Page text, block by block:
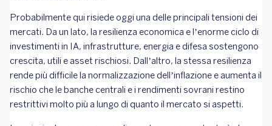
Probabilmente qui risiede oggi una delle principali tensioni dei
mercati. Da un lato, la resilienza economica e l’enorme ciclo di
investimenti in IA, infrastrutture, energia e difesa sostengono
crescita, utili e asset rischiosi. Dall’altro, la stessa resilienza
rende più difficile la normalizzazione dell’inflazione e aumenta il
rischio che le banche centrali e i rendimenti sovrani restino
restrittivi molto più a lungo di quanto il mercato si aspetti.